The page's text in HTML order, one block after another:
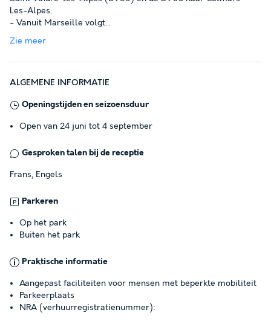
Les-Alpes.
- Vanuit Marseille volgt...
Zie meer
ALGEMENE INFORMATIE
Openingstijden en seizoensduur
Open van 24 juni tot 4 september
Gesproken talen bij de receptie
Frans, Engels
Parkeren
Op het park
Buiten het park
Praktische informatie
Aangepast faciliteiten voor mensen met beperkte mobiliteit
Parkeerplaats
NRA (verhuurregistratienummer):